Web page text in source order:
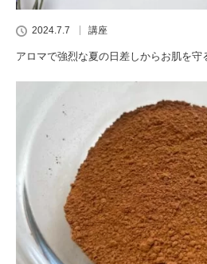
2024.7.7 講座
アロマで強烈な夏の日差しからお肌を守